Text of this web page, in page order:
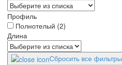
Профиль
Полнотелый (2)
Длина
Сбросить все фильтры